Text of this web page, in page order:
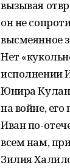
вызывая
он не
высмеянное
Нет
исполнении
Юнира
на войне,
Иван по-
всем нам,
Зилия